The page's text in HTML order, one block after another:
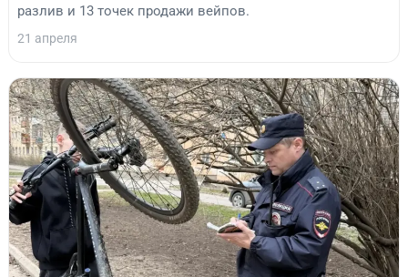
разлив и 13 точек продажи вейпов.
21 апреля